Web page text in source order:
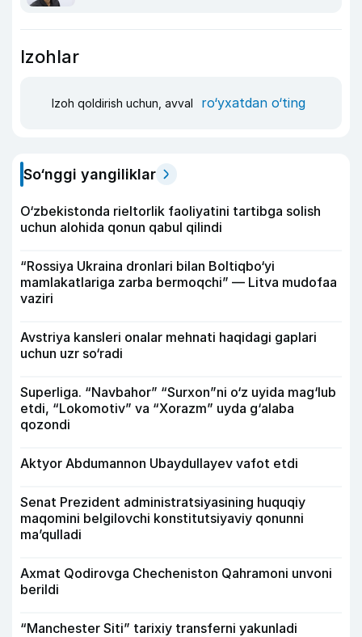
Izohlar
Izoh qoldirish uchun, avval ro‘yxatdan o‘ting
So‘nggi yangiliklar
O‘zbekistonda rieltorlik faoliyatini tartibga solish
uchun alohida qonun qabul qilindi
“Rossiya Ukraina dronlari bilan Boltiqbo‘yi
mamlakatlariga zarba bermoqchi” — Litva mudofaa
vaziri
Avstriya kansleri onalar mehnati haqidagi gaplari
uchun uzr so‘radi
Superliga. “Navbahor” “Surxon”ni o‘z uyida mag‘lub
etdi, “Lokomotiv” va “Xorazm” uyda g‘alaba
qozondi
Aktyor Abdu­mannon Ubaydullayev vafot etdi
Senat Prezident administratsiyasining huquqiy
maqomini belgilovchi konstitutsiyaviy qonunni
ma’qulladi
Axmat Qodirovga Checheniston Qahramoni unvoni
berildi
“Manchester Siti” tarixiy transferni yakunladi